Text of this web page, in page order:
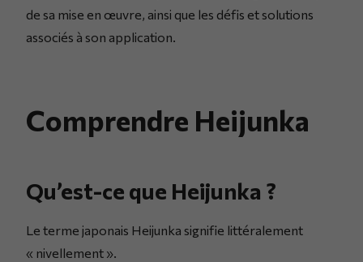
de sa mise en œuvre, ainsi que les défis et solutions
associés à son application.
Comprendre Heijunka
Qu’est-ce que Heijunka ?
Le terme japonais Heijunka signifie littéralement
« nivellement ».